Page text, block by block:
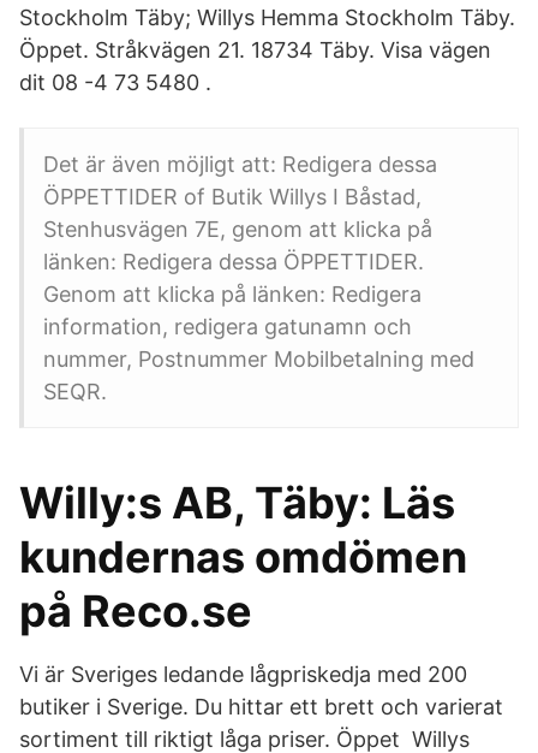
Stockholm Täby; Willys Hemma Stockholm Täby.
Öppet. Stråkvägen 21. 18734 Täby. Visa vägen
dit 08 -4 73 5480 .
Det är även möjligt att: Redigera dessa
ÖPPETTIDER of Butik Willys I Båstad,
Stenhusvägen 7E, genom att klicka på
länken: Redigera dessa ÖPPETTIDER.
Genom att klicka på länken: Redigera
information, redigera gatunamn och
nummer, Postnummer Mobilbetalning med
SEQR.
Willy:s AB, Täby: Läs
kundernas omdömen
på Reco.se
Vi är Sveriges ledande lågpriskedja med 200
butiker i Sverige. Du hittar ett brett och varierat
sortiment till riktigt låga priser. Öppet Willys